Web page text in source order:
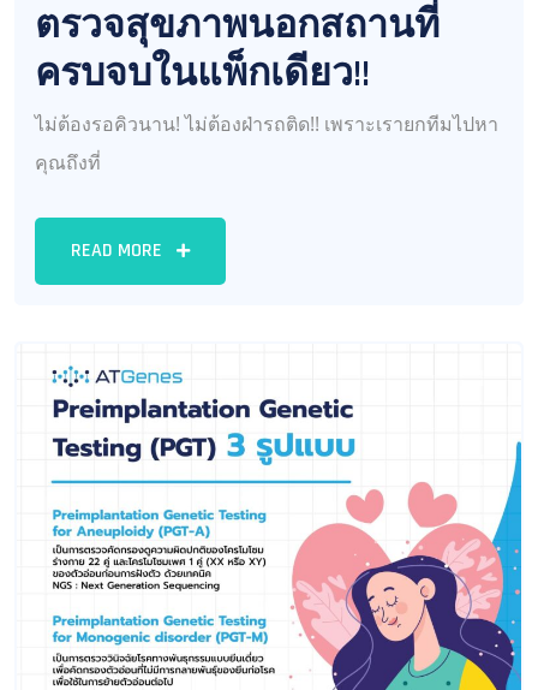
ตรวจสุขภาพนอกสถานที่
ครบจบในแพ็กเดียว!!
ไม่ต้องรอคิวนาน! ไม่ต้องฝ่ารถติด!! เพราะเรายกทีมไปหา
คุณถึงที่
READ MORE